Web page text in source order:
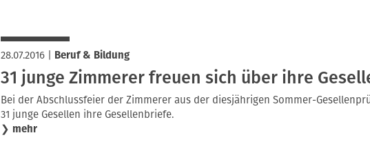
28.07.2016| Beruf & Bildung
31 junge Zimmerer freuen sich über ihre
Bei der Abschlussfeier der Zimmerer aus der diesjährigen Sommer-
31 junge Gesellen ihre Gesellenbriefe.
❯ mehr